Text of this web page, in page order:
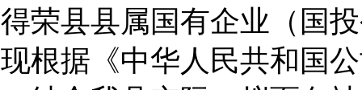
荣县县属国有企业（ 国
现根据《中华人民共和国